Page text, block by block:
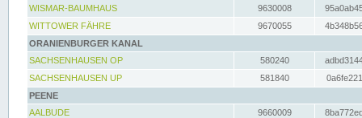
WISMAR-BAUMHAUS
9630008
WITTOWER FÄHRE
9670055
ORANIENBURGER KANAL
SACHSENHAUSEN OP
580240
SACHSENHAUSEN UP
581840
PEENE
AALBUDE
9660009